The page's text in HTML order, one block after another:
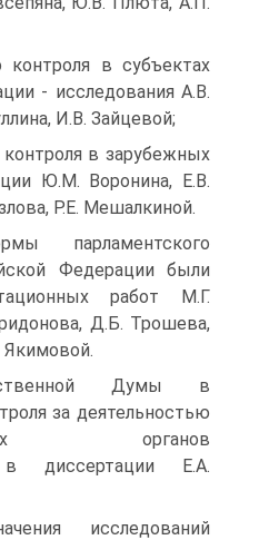
контроля в субъектах
- исследования А.В.
И.В. Зайцевой;
контроля в зарубежных
Ю.М. Воронина, Е.В.
Р.Е. Мешалкиной.
парламентского
Федерации были
работ М.Г.
Д.Б. Трошева,
Думы в
за деятельностью
органов
в диссертации Е.А.
исследований